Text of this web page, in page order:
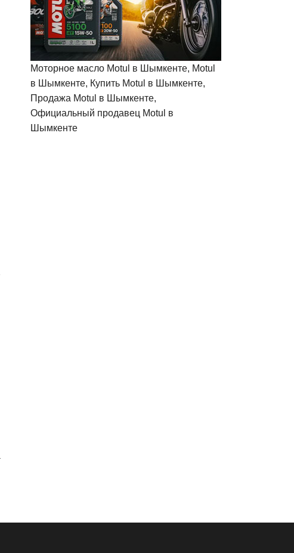
Моторное масло Motul в Шымкенте, Motul
в Шымкенте, Купить Motul в Шымкенте,
Продажа Motul в Шымкенте,
Официальный продавец Motul в
Шымкенте